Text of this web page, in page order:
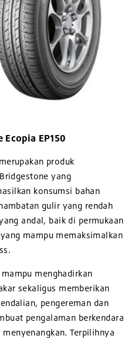
Ecopia EP150
produk
yang
konsumsi bahan
gulir yang rendah
andal, baik di permukaan
mampu memaksimalkan
mampu menghadirkan
sekaligus memberikan
pengereman dan
pengalaman berkendara
Terpilihnya